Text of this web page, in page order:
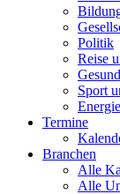
Politik
Reise
Sport
Termine
Branchen
Alle
Alle